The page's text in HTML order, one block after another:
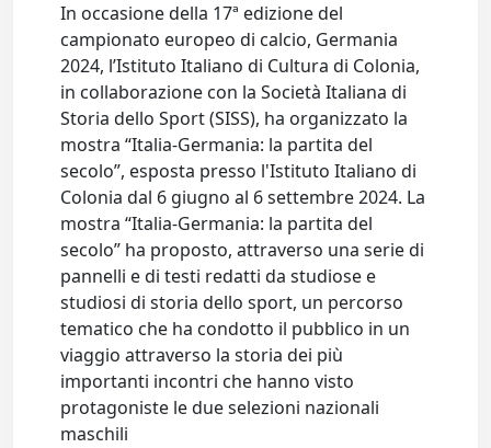
In occasione della 17ª edizione del
campionato europeo di calcio, Germania
2024, l’Istituto Italiano di Cultura di Colonia,
in collaborazione con la Società Italiana di
Storia dello Sport (SISS), ha organizzato la
mostra “Italia-Germania: la partita del
secolo”, esposta presso l'Istituto Italiano di
Colonia dal 6 giugno al 6 settembre 2024. La
mostra “Italia-Germania: la partita del
secolo” ha proposto, attraverso una serie di
pannelli e di testi redatti da studiose e
studiosi di storia dello sport, un percorso
tematico che ha condotto il pubblico in un
viaggio attraverso la storia dei più
importanti incontri che hanno visto
protagoniste le due selezioni nazionali
maschili